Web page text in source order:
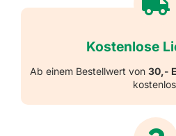
Kostenlose
Ab einem Bestellwert von 30,-